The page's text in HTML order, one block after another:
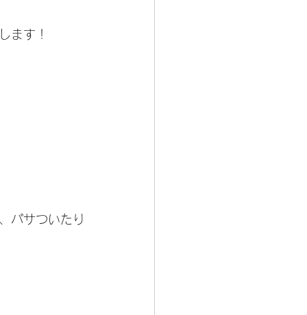
ます！
パサついたり